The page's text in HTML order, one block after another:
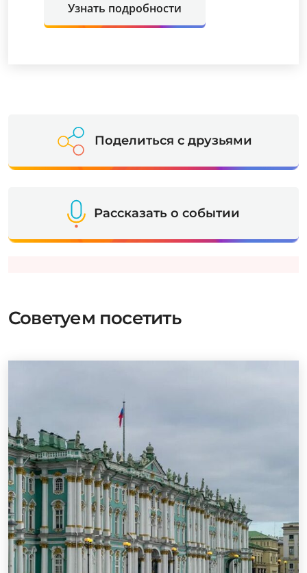
Узнать подробности
Поделиться с друзьями
Рассказать о событии
Советуем посетить